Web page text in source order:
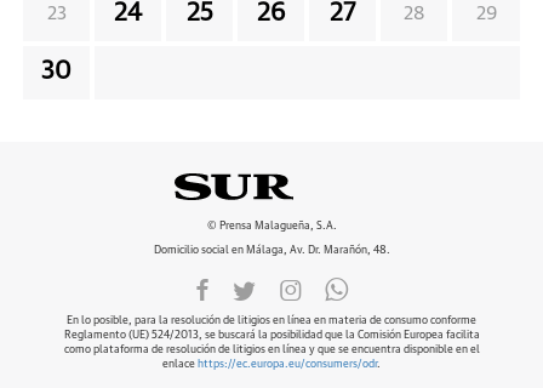
23 24 25 26 27 28 29
30
© Prensa Malagueña, S.A.
Domicilio social en Málaga, Av. Dr. Marañón, 48.
En lo posible, para la resolución de litigios en línea en materia de consumo conforme
Reglamento (UE) 524/2013, se buscará la posibilidad que la Comisión Europea facilita
como plataforma de resolución de litigios en línea y que se encuentra disponible en el
enlace https://ec.europa.eu/consumers/odr.